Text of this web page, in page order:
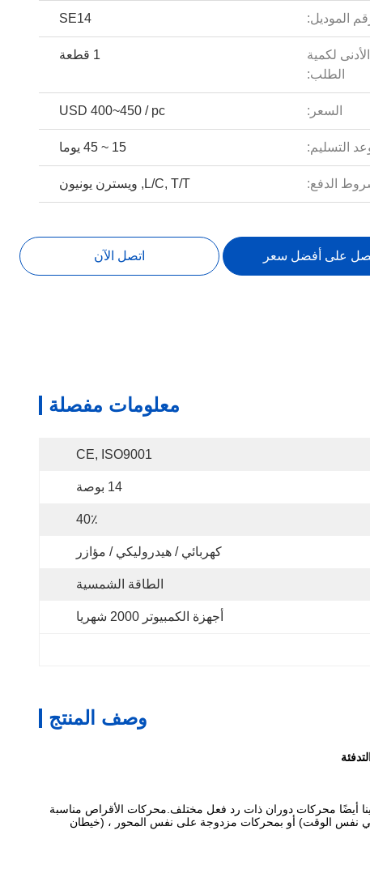
الموديل: SE14
لكمية
الطلب:
1 قطعة
السعر: USD 400~450 / pc
التسليم: 15 ~ 45 يوما
الدفع: L/C, T/T, ويسترن يونيون
على أفضل سعر اتصل الآن
معلومات مفصلة
CE, ISO9001
14 بوصة
40٪
كهربائي / هيدروليكي / مؤازر
الطاقة الشمسية
أجهزة الكمبيوتر 2000 شهريا
وصف المنتج
متنوعة من أحجام النماذج من 1 بوصة إلى 25 بوصة ، ويتراوح الأداء من 0.3 إلى 21 كيلو نيوتن متر.لدينا أيضًا محركات دوران ذات رد فعل مختلف.محركات الأقراص مناسبة
نفس الوقت) أو بمحركات مزدوجة على نفس المحور ، (خيطان